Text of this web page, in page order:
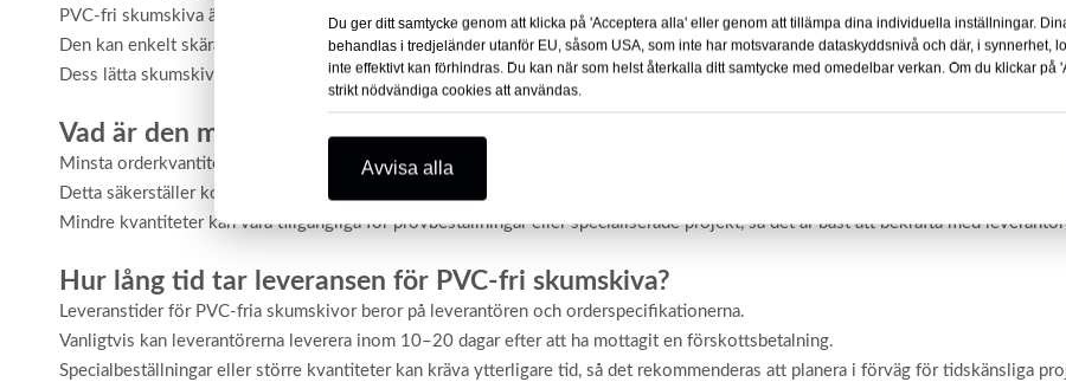
PVC-fri skumskiva är mycket bearbetbar, vilket gör den till en favorit för tillverkare och designers.
Den kan enkelt skäras, borras, målas, limmas eller lamineras, vilket ger flexibilitet för anpassade projekt.
Dess lätta skumskivsstruktur förenklar bearbetningen, medan den släta ytan säkerställer utmärkt vidhäftning för tryck och limning.
Vad är den minsta orderkvantiteten (MOQ) för PVC-fri skumskiva?
Minsta orderkvantitet för PVC-fri skumskiva varierar vanligtvis beroende på leverantör men ligger ofta runt 3 ton.
Detta säkerställer kostnadseffektiv produktion och frakt för bulkapplikationer som skyltar eller byggprojekt.
Mindre kvantiteter kan vara tillgängliga för provbeställningar eller specialiserade projekt, så det är bäst att bekräfta med
Hur lång tid tar leveransen för PVC-fri skumskiva?
Leveranstider för PVC-fria skumskivor beror på leverantören och orderspecifikationerna.
Vanligtvis kan leverantörerna leverera inom 10–20 dagar efter att ha mottagit en förskottsbetalning.
Specialbeställningar eller större kvantiteter kan kräva ytterligare tid, så det rekommenderas att planera i förväg för tidskänsliga
Du ger ditt samtycke genom att klicka på 'Acceptera alla' eller genom att tillämpa dina individuella inställningar.
behandlas i tredjeländer utanför EU, såsom USA, som inte har motsvarande dataskyddsnivå och där, i synnerhet,
inte effektivt kan förhindras. Du kan när som helst återkalla ditt samtycke med omedelbar verkan. Om du klickar på
strikt nödvändiga cookies att användas.
Avvisa alla